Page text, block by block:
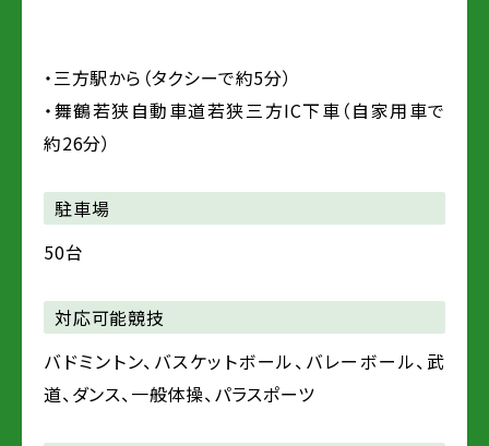
・三方駅から（タクシーで約5分）
・舞鶴若狭自動車道若狭三方IC下車（自家用車で
約26分）
駐車場
50台
対応可能競技
バドミントン、バスケットボール、バレーボール、武
道、ダンス、一般体操、パラスポーツ